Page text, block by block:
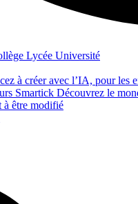
Lycée Université
à créer avec l’IA, pour les
Smartick Découvrez le
à être modifié